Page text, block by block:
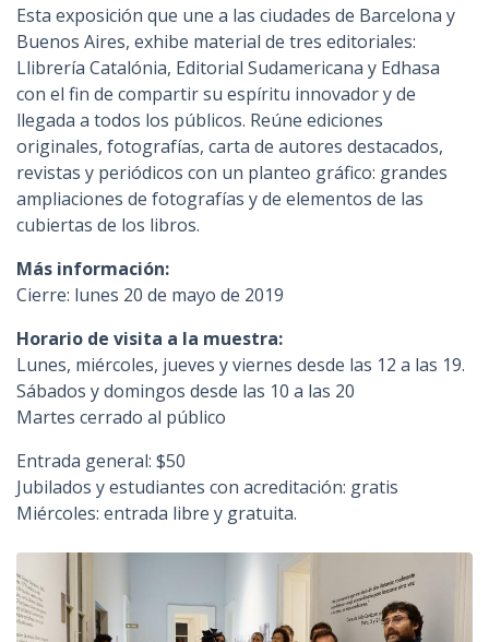
Esta exposición que une a las ciudades de Barcelona y
Buenos Aires, exhibe material de tres editoriales:
Llibrería Catalónia, Editorial Sudamericana y Edhasa
con el fin de compartir su espíritu innovador y de
llegada a todos los públicos. Reúne ediciones
originales, fotografías, carta de autores destacados,
revistas y periódicos con un planteo gráfico: grandes
ampliaciones de fotografías y de elementos de las
cubiertas de los libros.
Más información:
Cierre: lunes 20 de mayo de 2019
Horario de visita a la muestra:
Lunes, miércoles, jueves y viernes desde las 12 a las 19.
Sábados y domingos desde las 10 a las 20
Martes cerrado al público
Entrada general: $50
Jubilados y estudiantes con acreditación: gratis
Miércoles: entrada libre y gratuita.